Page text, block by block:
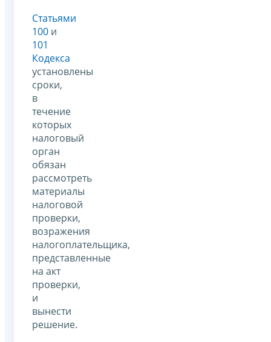
Статьями
100 и
101
Кодекса
установлены
сроки,
в
течение
которых
налоговый
орган
обязан
рассмотреть
материалы
налоговой
проверки,
возражения
налогоплательщика,
представленные
на акт
проверки,
и
вынести
решение.